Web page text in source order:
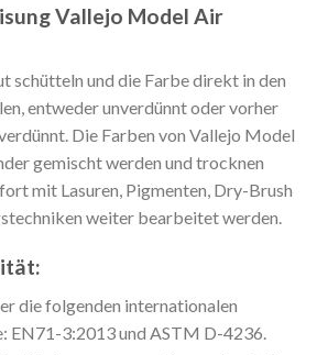
Vallejo Model Air
schütteln und die Farbe direkt in den
entweder unverdünnt oder vorher
Die Farben von Vallejo Model
gemischt werden und trocknen
mit Lasuren, Pigmenten, Dry-Brush
weiter bearbeitet werden.
die folgenden internationalen
EN71-3:2013 und ASTM D-4236.